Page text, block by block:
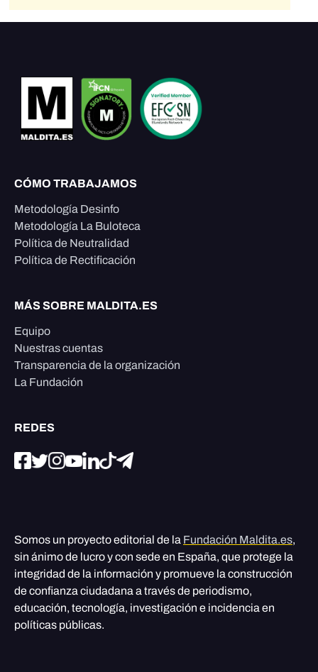
CÓMO TRABAJAMOS
Metodología Desinfo
Metodología La Buloteca
Política de Neutralidad
Política de Rectificación
MÁS SOBRE MALDITA.ES
Equipo
Nuestras cuentas
Transparencia de la organización
La Fundación
REDES
Somos un proyecto editorial de la Fundación Maldita.es,
sin ánimo de lucro y con sede en España, que protege la
integridad de la información y promueve la construcción
de confianza ciudadana a través de periodismo,
educación, tecnología, investigación e incidencia en
políticas públicas.